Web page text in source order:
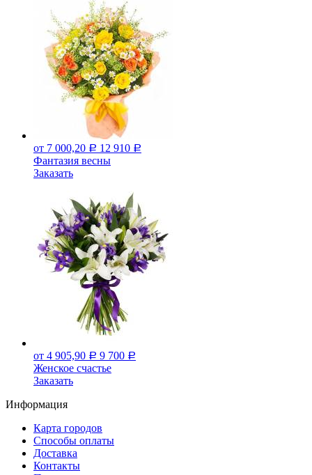
от 7 000,20 Р 12 910 Р
Фантазия весны
Заказать
от 4 905,90 Р 9 700 Р
Женское счастье
Заказать
Информация
Карта городов
Способы оплаты
Доставка
Контакты